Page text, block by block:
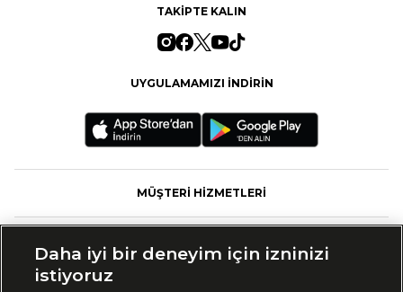
TAKİPTE KALIN
UYGULAMAMIZI İNDİRİN
MÜŞTERİ HİZMETLERİ
Daha iyi bir deneyim için izninizi
istiyoruz